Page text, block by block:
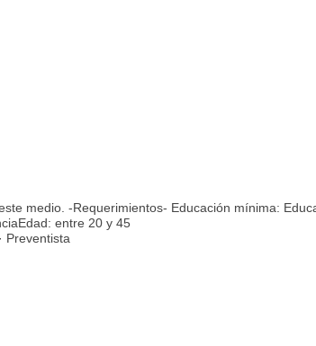
medio. -Requerimientos- Educación mínima:
entre 20 y 45
Preventista